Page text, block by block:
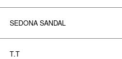
SEDONA SANDAL
T.T